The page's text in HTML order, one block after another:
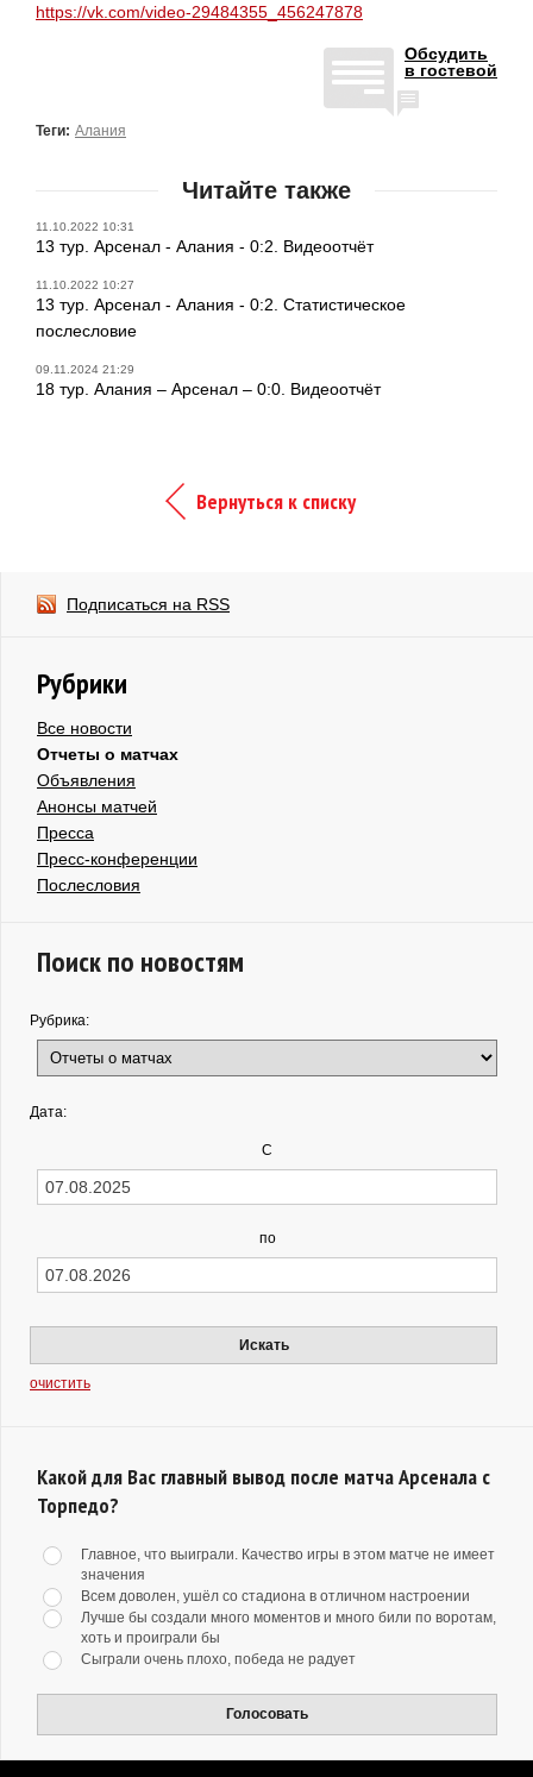
https://vk.com/video-29484355_456247878
Обсудить
в гостевой
Теги: Алания
Читайте также
11.10.2022 10:31
13 тур. Арсенал - Алания - 0:2. Видеоотчёт
11.10.2022 10:27
13 тур. Арсенал - Алания - 0:2. Статистическое
послесловие
09.11.2024 21:29
18 тур. Алания – Арсенал – 0:0. Видеоотчёт
Вернуться к списку
Подписаться на RSS
Рубрики
Все новости
Отчеты о матчах
Объявления
Анонсы матчей
Пресса
Пресс-конференции
Послесловия
Поиск по новостям
Рубрика:
Дата:
С
по
Искать
очистить
Какой для Вас главный вывод после матча Арсенала с
Торпедо?
Главное, что выиграли. Качество игры в этом матче не имеет
значения
Всем доволен, ушёл со стадиона в отличном настроении
Лучше бы создали много моментов и много били по воротам,
хоть и проиграли бы
Сыграли очень плохо, победа не радует
Голосовать